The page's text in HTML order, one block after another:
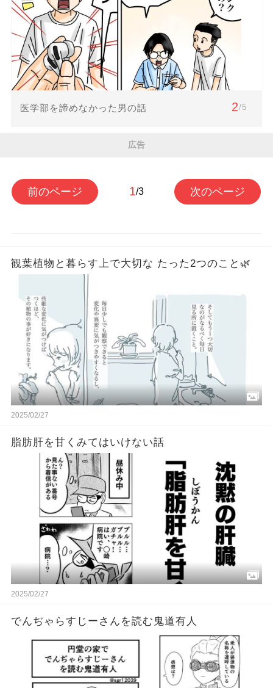
医学部を諦めなかった男の話 2/5
広告
前のページ 1/3 次のページ
観葉植物と暮らす上で大切な たった2つのこと🌿
2025/02/27
脂肪肝を甘くみてはいけない話
2025/02/27
でんぢゃらすじーさんを読む鬼道有人